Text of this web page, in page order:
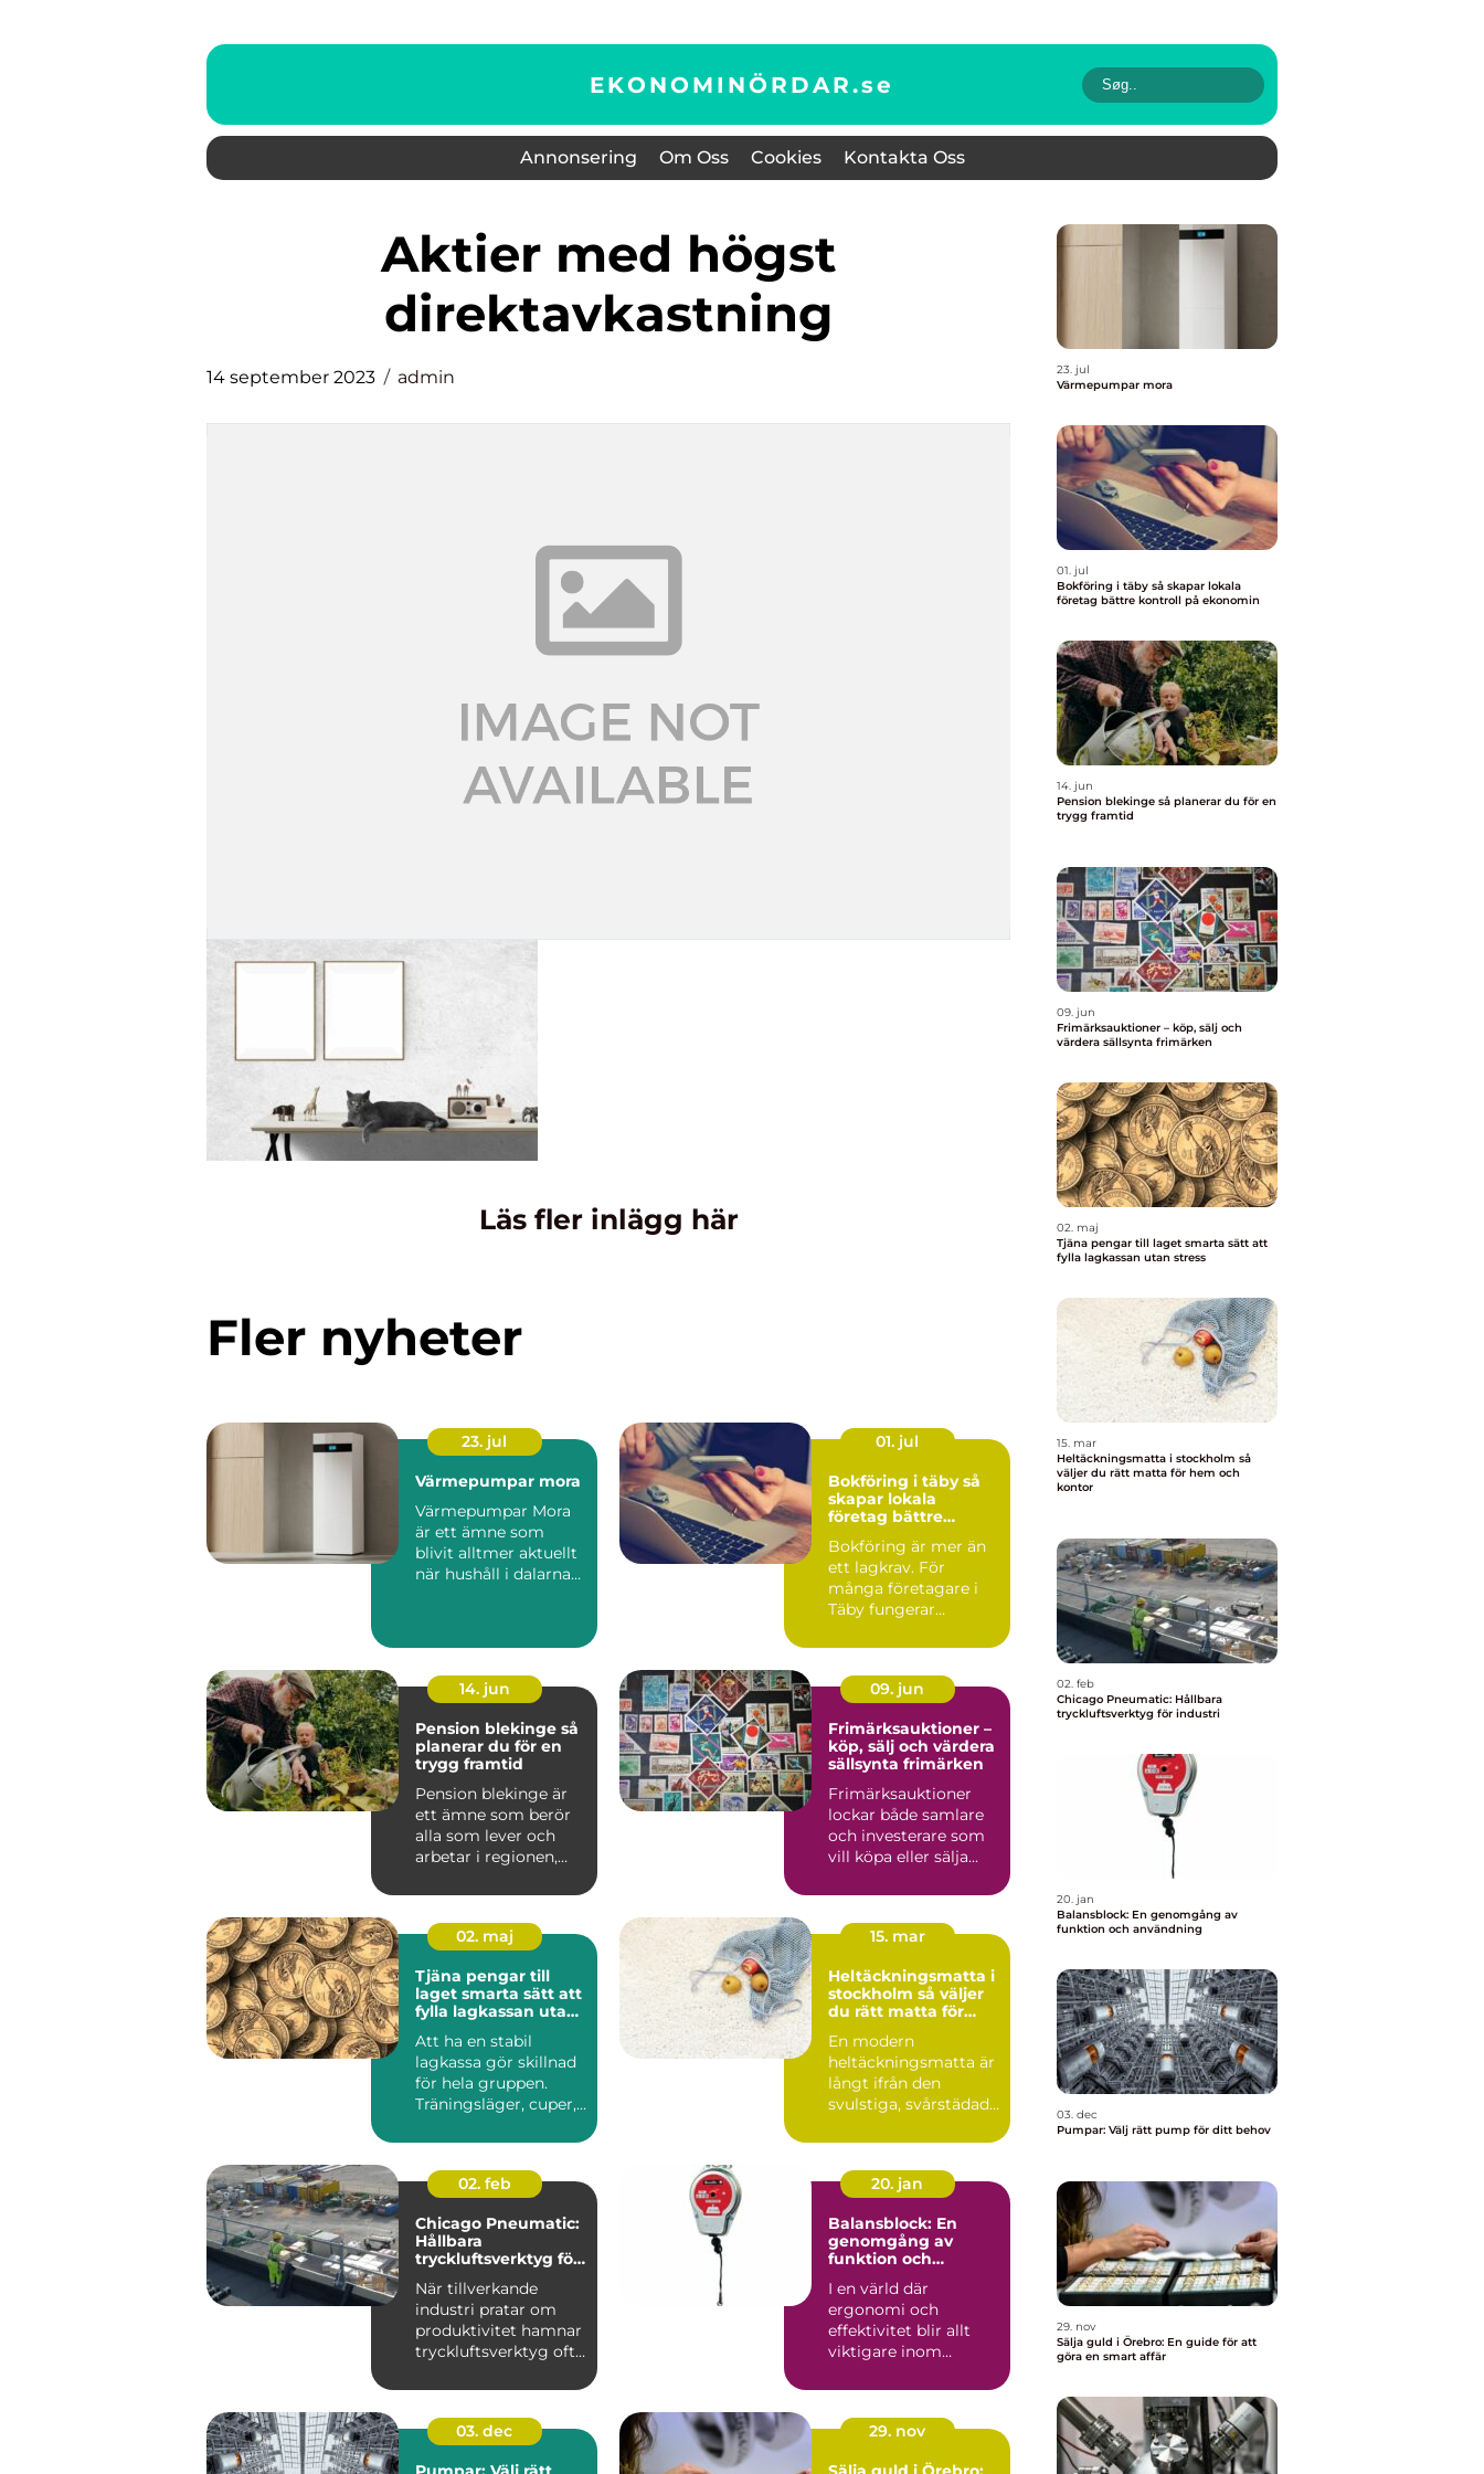
EKONOMINÖRDAR.se
Annonsering Om Oss Cookies Kontakta Oss
aktier med högst
direktavkastning
14 september 2023 admin
Läs fler inlägg här
Fler nyheter
23. jul
Värmepumpar mora
Värmepumpar Mora
är ett ämne som
blivit alltmer aktuellt
när hushåll i dalarna
01. jul
Bokföring i täby så
skapar lokala
företag bättre
ekonomin
Bokföring är mer än
ett lagkrav. För
många företagare i
Täby fungerar
kompass för både ...
14. jun
Pension blekinge så
planerar du för en
trygg framtid
Pension blekinge är
ett ämne som berör
alla som lever och
arbetar i regionen,
bör...
09. jun
Frimärksauktioner –
köp, sälj och värdera
sällsynta frimärken
Frimärksauktioner
lockar både samlare
och investerare som
vill köpa eller sälja...
02. maj
Tjäna pengar till
laget smarta sätt att
fylla lagkassan utan
Att ha en stabil
lagkassa gör skillnad
för hela gruppen.
Träningsläger, cuper,
15. mar
Heltäckningsmatta i
stockholm så väljer
du rätt matta för
En modern
heltäckningsmatta är
långt ifrån den
svulstiga, svårstädade
minns från 70-...
02. feb
Chicago Pneumatic:
Hållbara
tryckluftsverktyg för
När tillverkande
industri pratar om
produktivitet hamnar
tryckluftsverktyg ofta
20. jan
Balansblock: En
genomgång av
funktion och
I en värld där
ergonomi och
effektivitet blir allt
viktigare inom
03. dec
29. nov
23. jul
Värmepumpar mora
01. jul
Bokföring i täby så skapar lokala
företag bättre kontroll på ekonomin
14. jun
Pension blekinge så planerar du för en
trygg framtid
09. jun
Frimärksauktioner – köp, sälj och
värdera sällsynta frimärken
02. maj
Tjäna pengar till laget smarta sätt att
fylla lagkassan utan stress
15. mar
Heltäckningsmatta i stockholm så
väljer du rätt matta för hem och
kontor
02. feb
Chicago Pneumatic: Hållbara
tryckluftsverktyg för industri
20. jan
Balansblock: En genomgång av
funktion och användning
03. dec
Pumpar: Välj rätt pump för ditt behov
29. nov
Sälja guld i Örebro: En guide för att
göra en smart affär